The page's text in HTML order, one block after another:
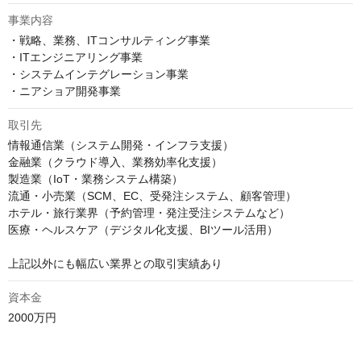
事業内容
・戦略、業務、ITコンサルティング事業
・ITエンジニアリング事業
・システムインテグレーション事業
・ニアショア開発事業
取引先
情報通信業（システム開発・インフラ支援）
金融業（クラウド導入、業務効率化支援）
製造業（IoT・業務システム構築）
流通・小売業（SCM、EC、受発注システム、顧客管理）
ホテル・旅行業界（予約管理・発注受注システムなど）
医療・ヘルスケア（デジタル化支援、BIツール活用）
上記以外にも幅広い業界との取引実績あり
資本金
2000万円